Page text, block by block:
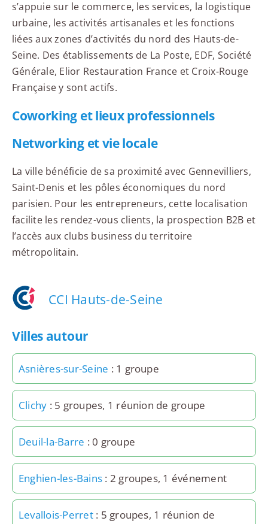
s’appuie sur le commerce, les services, la logistique
urbaine, les activités artisanales et les fonctions
liées aux zones d’activités du nord des Hauts-de-
Seine. Des établissements de La Poste, EDF, Société
Générale, Elior Restauration France et Croix-Rouge
Française y sont actifs.
Coworking et lieux professionnels
Networking et vie locale
La ville bénéficie de sa proximité avec Gennevilliers,
Saint-Denis et les pôles économiques du nord
parisien. Pour les entrepreneurs, cette localisation
facilite les rendez-vous clients, la prospection B2B et
l’accès aux clubs business du territoire
métropolitain.
CCI Hauts-de-Seine
Villes autour
Asnières-sur-Seine : 1 groupe
Clichy : 5 groupes, 1 réunion de groupe
Deuil-la-Barre : 0 groupe
Enghien-les-Bains : 2 groupes, 1 événement
Levallois-Perret: 5 groupes, 1 réunion de